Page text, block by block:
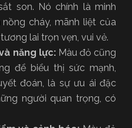
son. Nó chính là minh
cháy, mãnh liệt của
lai trọn vẹn, vui vẻ.
năng lực:Màu đỏ cũng
để biểu thị sức mạnh,
đoán, là sự ưu ái đặc
người quan trọng, có